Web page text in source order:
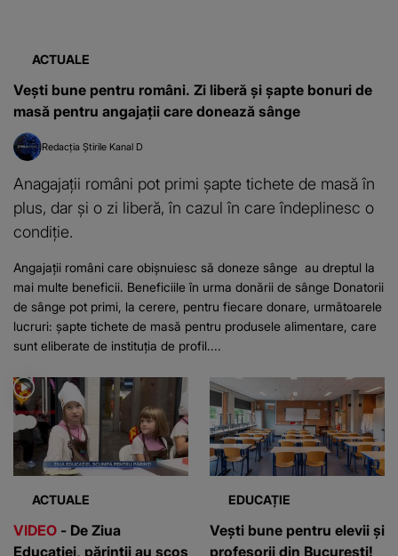
ACTUALE
Vești bune pentru români. Zi liberă și șapte bonuri de
masă pentru angajații care donează sânge
Redacția Știrile Kanal D
Anagajații români pot primi șapte tichete de masă în
plus, dar și o zi liberă, în cazul în care îndeplinesc o
condiție.
Angajații români care obișnuiesc să doneze sânge au dreptul la
mai multe beneficii. Beneficiile în urma donării de sânge Donatorii
de sânge pot primi, la cerere, pentru fiecare donare, următoarele
lucruri: șapte tichete de masă pentru produsele alimentare, care
sunt eliberate de instituția de profil....
ACTUALE
VIDEO - De Ziua
Educației, părinții au scos
EDUCAȚIE
Vești bune pentru elevii și
profesorii din București!